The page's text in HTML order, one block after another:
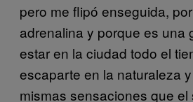
pero me flipó enseguida,
adrenalina y porque es una
estar en la ciudad todo el
escaparte en la naturaleza
mismas sensaciones que el